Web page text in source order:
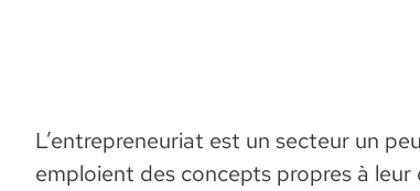
L’entrepreneuriat est un secteur un
emploient des concepts propres à leur